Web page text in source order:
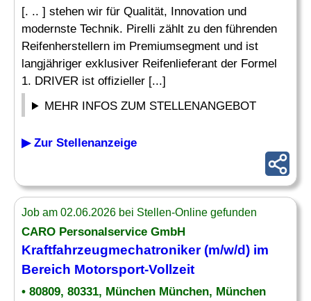
[. .. ] stehen wir für Qualität, Innovation und
modernste Technik. Pirelli zählt zu den führenden
Reifenherstellern im Premiumsegment und ist
langjähriger exklusiver Reifenlieferant der Formel
1. DRIVER ist offizieller [...]
MEHR INFOS ZUM STELLENANGEBOT
▶ Zur Stellenanzeige
Job am 02.06.2026 bei Stellen-Online gefunden
CARO Personalservice GmbH
Kraftfahrzeugmechatroniker (m/w/d) im
Bereich Motorsport-Vollzeit
• 80809, 80331, München München, München